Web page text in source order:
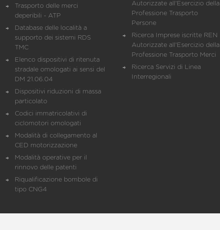
Trasporto delle merci
deperibili - ATP
Database delle località a
supporto dei sistemi RDS
TMC
Elenco dispositivi di ritenuta
stradale omologati ai sensi del
DM 21.06.04
Dispositivi riduzioni di massa
particolato
Codici immatricolativi di
ciclomotori omologati
Modalità di collegamento al
CED motorizzazione
Modalità operative per il
rinnovo delle patenti
Riqualificazione bombole di
tipo CNG4
Autorizzate all'Esercizio della
Professione Trasporto
Persone
Ricerca Imprese iscritte REN
Autorizzate all'Esercizio della
Professione Trasporto Merci
Ricerca Servizi di Linea
Interregionali